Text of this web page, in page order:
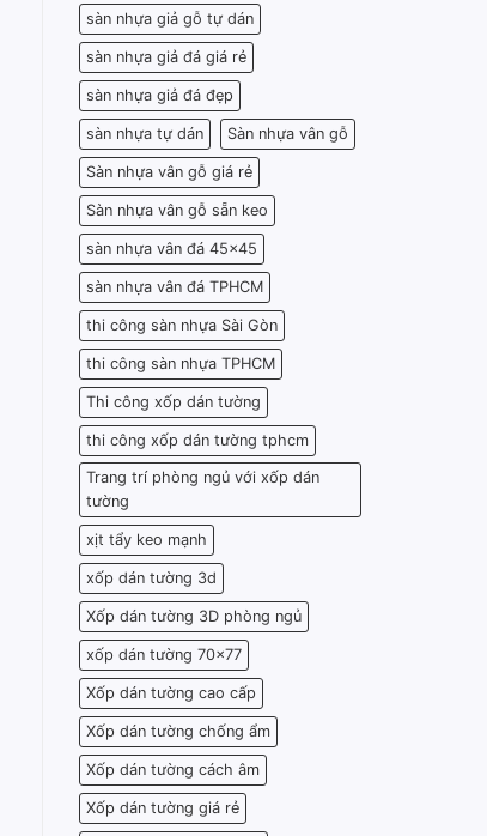
sàn nhựa giả gỗ tự dán
sàn nhựa giả đá giá rẻ
sàn nhựa giả đá đẹp
sàn nhựa tự dán Sàn nhựa vân gỗ
Sàn nhựa vân gỗ giá rẻ
Sàn nhựa vân gỗ sẵn keo
sàn nhựa vân đá 45x45
sàn nhựa vân đá TPHCM
thi công sàn nhựa Sài Gòn
thi công sàn nhựa TPHCM
Thi công xốp dán tường
thi công xốp dán tường tphcm
Trang trí phòng ngủ với xốp dán
tường
xịt tẩy keo mạnh
xốp dán tường 3d
Xốp dán tường 3D phòng ngủ
xốp dán tường 70x77
Xốp dán tường cao cấp
Xốp dán tường chống ẩm
Xốp dán tường cách âm
Xốp dán tường giá rẻ